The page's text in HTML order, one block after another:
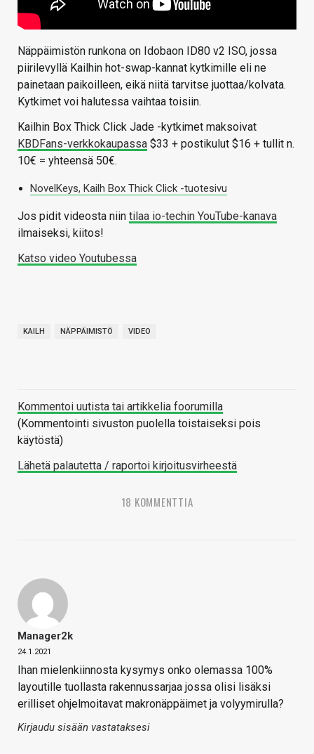
Näppäimistön runkona on Idobaon ID80 v2 ISO, jossa
piirilevyllä Kailhin hot-swap-kannat kytkimille eli ne
painetaan paikoilleen, eikä niitä tarvitse juottaa/kolvata.
Kytkimet voi halutessa vaihtaa toisiin.
Kailhin Box Thick Click Jade -kytkimet maksoivat
KBDFans-verkkokaupassa $33 + postikulut $16 + tullit n.
10€ = yhteensä 50€.
NovelKeys, Kailh Box Thick Click -tuotesivu
Jos pidit videosta niin tilaa io-techin YouTube-kanava
ilmaiseksi, kiitos!
Katso video Youtubessa
KAILH NÄPPÄIMISTÖ VIDEO
Kommentoi uutista tai artikkelia foorumilla
(Kommentointi sivuston puolella toistaiseksi pois
käytöstä)
Lähetä palautetta / raportoi kirjoitusvirheestä
18 KOMMENTTIA
Manager2k
24.1.2021
Ihan mielenkiinnosta kysymys onko olemassa 100%
layoutille tuollasta rakennussarjaa jossa olisi lisäksi
erilliset ohjelmoitavat makronäppäimet ja volyymirulla?
Kirjaudu sisään vastataksesi